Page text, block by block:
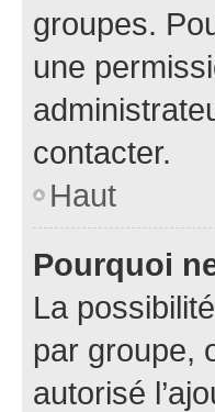
groupes.
une
contacter.
Haut
Pourquoi
La
par groupe,
autorisé